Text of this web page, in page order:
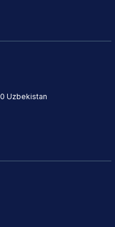
Uzbekistan